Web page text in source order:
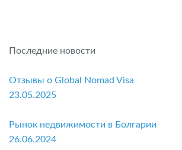
Последние новости
Отзывы о Global Nomad Visa
23.05.2025
Рынок недвижимости в Болгарии
26.06.2024